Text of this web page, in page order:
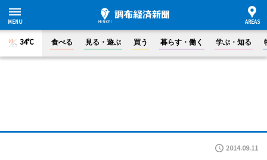
34°C 食べる 見る・遊ぶ 買う 暮らす・働く 学ぶ・知る
2014.09.11